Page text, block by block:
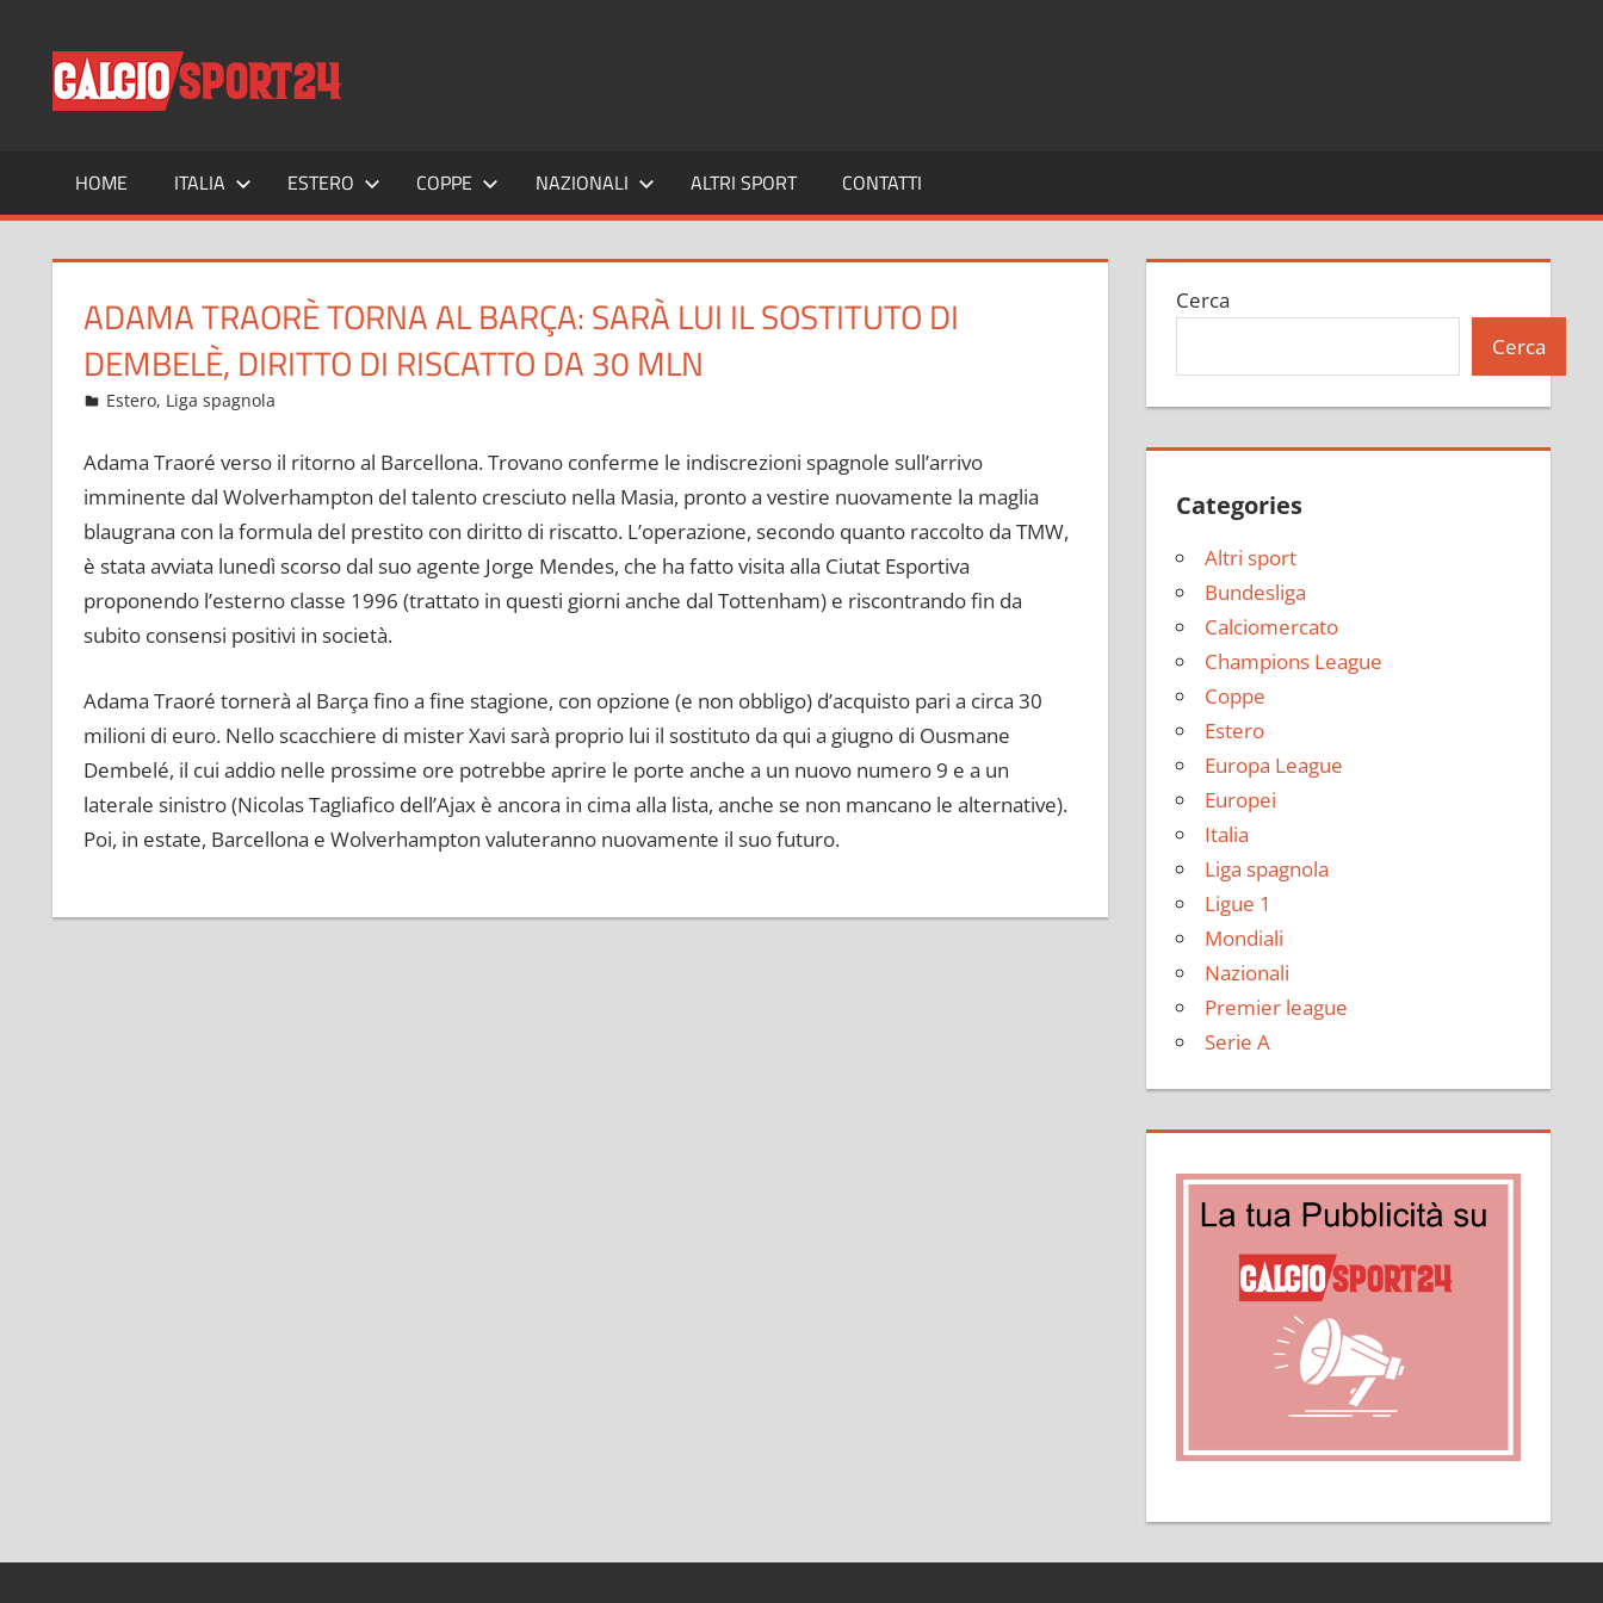
contenuto
Tutto
sul
mondo
calcio
e
HOME ITALIA ESTERO COPPE NAZIONALI ALTRI SPORT CONTATTI
ADAMA TRAORÈ TORNA AL BARÇA: SARÀ LUI IL SOSTITUTO DI
DEMBELÈ, DIRITTO DI RISCATTO DA 30 MLN
Gennaio 30, 2022
admin
Estero, Liga spagnola
Adama Traoré verso il ritorno al Barcellona. Trovano conferme le indiscrezioni spagnole sull’arrivo
imminente dal Wolverhampton del talento cresciuto nella Masia, pronto a vestire nuovamente la maglia
blaugrana con la formula del prestito con diritto di riscatto. L’operazione, secondo quanto raccolto da TMW,
è stata avviata lunedì scorso dal suo agente Jorge Mendes, che ha fatto visita alla Ciutat Esportiva
proponendo l’esterno classe 1996 (trattato in questi giorni anche dal Tottenham) e riscontrando fin da
subito consensi positivi in società.
Adama Traoré tornerà al Barça fino a fine stagione, con opzione (e non obbligo) d’acquisto pari a circa 30
milioni di euro. Nello scacchiere di mister Xavi sarà proprio lui il sostituto da qui a giugno di Ousmane
Dembelé, il cui addio nelle prossime ore potrebbe aprire le porte anche a un nuovo numero 9 e a un
laterale sinistro (Nicolas Tagliafico dell’Ajax è ancora in cima alla lista, anche se non mancano le alternative).
Poi, in estate, Barcellona e Wolverhampton valuteranno nuovamente il suo futuro.
Cerca
Cerca
Categories
Altri sport
Bundesliga
Calciomercato
Champions League
Coppe
Estero
Europa League
Europei
Italia
Liga spagnola
Ligue 1
Mondiali
Nazionali
Premier league
Serie A